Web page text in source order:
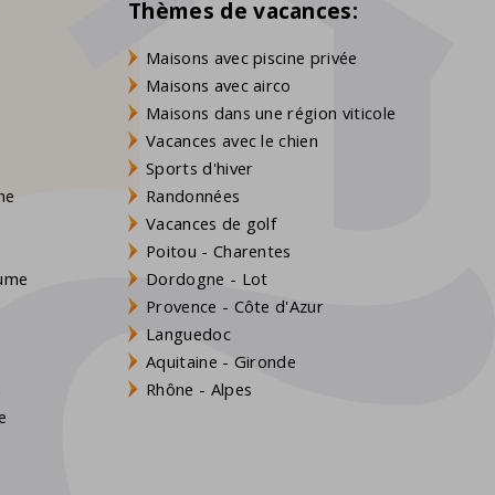
Thèmes de vacances:
Maisons avec piscine privée
Maisons avec airco
Maisons dans une région viticole
Vacances avec le chien
Sports d'hiver
Randonnées
Vacances de golf
Poitou - Charentes
Dordogne - Lot
Provence - Côte d'Azur
Languedoc
Aquitaine - Gironde
Rhône - Alpes